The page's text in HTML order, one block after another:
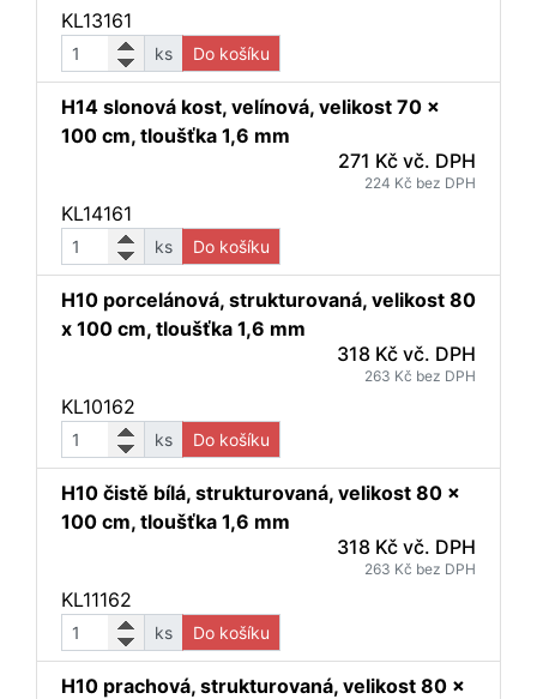
KL13161
ks Do košíku
H14 slonová kost, velínová, velikost 70 x
100 cm, tloušťka 1,6 mm
271 Kč vč. DPH
224 Kč bez DPH
KL14161
ks Do košíku
H10 porcelánová, strukturovaná, velikost 80
x 100 cm, tloušťka 1,6 mm
318 Kč vč. DPH
263 Kč bez DPH
KL10162
ks Do košíku
H10 čistě bílá, strukturovaná, velikost 80 x
100 cm, tloušťka 1,6 mm
318 Kč vč. DPH
263 Kč bez DPH
KL11162
ks Do košíku
H10 prachová, strukturovaná, velikost 80 x